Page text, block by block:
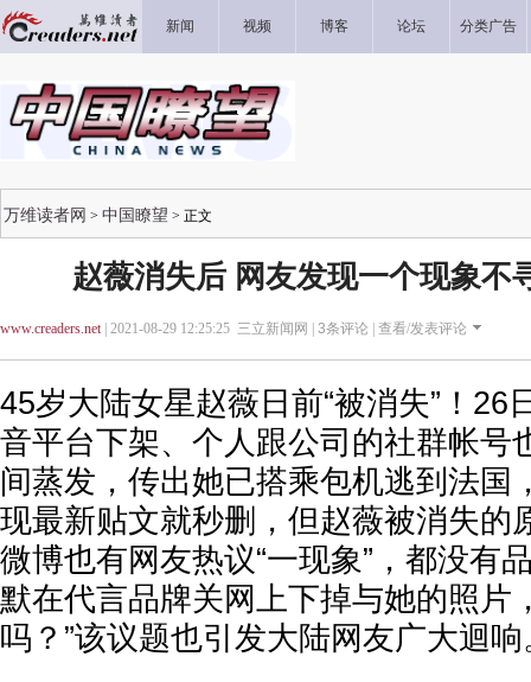
新闻 视频 博客 论坛 分类广告
万维读者网 > 中国瞭望 > 正文
赵薇消失后 网友发现一个现象不
www.creaders.net| 2021-08-29 12:25:25 三立新闻网 | 3条评论 | 查看/发表评论
45岁大陆女星赵薇日前“被消失”！26
音平台下架、个人跟公司的社群帐号
间蒸发，传出她已搭乘包机逃到法国
现最新贴文就秒删，但赵薇被消失的
微博也有网友热议“一现象”，都没有
默在代言品牌关网上下掉与她的照片
吗？”该议题也引发大陆网友广大迴响